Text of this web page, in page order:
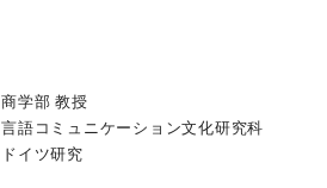
商学部 教授
言語コミュニケーション文化研究科
ドイツ研究